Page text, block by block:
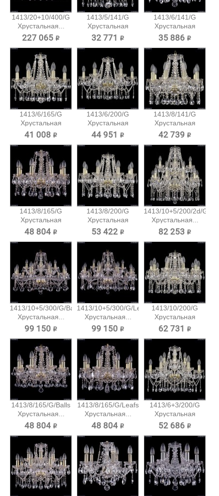
1413/20+10/400/G
Хрустальная...
227 065 ₽
1413/5/141/G
Хрустальная
подвесная...
32 771 ₽
1413/6/141/G
Хрустальная
подвесная...
35 886 ₽
1413/6/165/G
Хрустальная
подвесная...
41 008 ₽
1413/6/200/G
Хрустальная
подвесная...
44 951 ₽
1413/8/141/G
Хрустальная
подвесная...
42 739 ₽
1413/8/165/G
Хрустальная
подвесная...
48 804 ₽
1413/8/200/G
Хрустальная
подвесная...
53 422 ₽
1413/10+5/200/2d/G
Хрустальная...
82 253 ₽
1413/10+5/300/G/Balls
Хрустальная...
99 150 ₽
1413/10+5/300/G/Leafs
Хрустальная...
99 150 ₽
1413/10/200/G
Хрустальная
подвесная...
62 731 ₽
1413/8/165/G/Balls
Хрустальная...
48 804 ₽
1413/8/165/G/Leafs
Хрустальная...
48 804 ₽
1413/6+3/200/G
Хрустальная
подвесная...
52 686 ₽